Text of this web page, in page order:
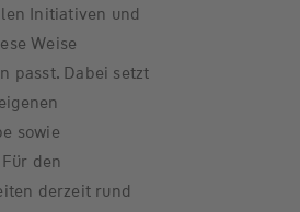
Initiativen und
Weise
passt. Dabei setzt
sowie
den
derzeit rund